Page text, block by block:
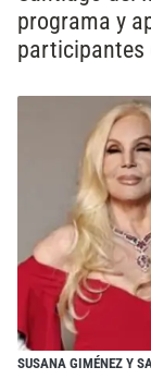
programa y
participantes
SUSANA GIMÉNEZ Y